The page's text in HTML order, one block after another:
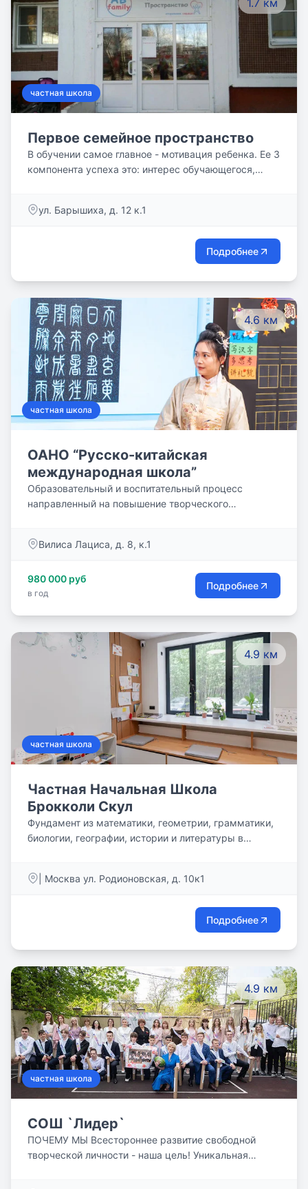
1.7 км
частная школа
Первое семейное пространство
В обучении самое главное - мотивация ребенка. Ее 3
компонента успеха это: интерес обучающегося,
ул. Барышиха, д. 12 к.1
Подробнее
4.6 км
частная школа
ОАНО “Русско-китайская
международная школа”
Образовательный и воспитательный процесс
направленный на повышение творческого
Воспитание самостоятельности, лидерских функций,
мышления и инвестиционной культуре;
Формирование логического мышления, способности
избранному профилю.
Вилиса Лациса, д. 8, к.1
980 000 руб
в год
Подробнее
4.9 км
частная школа
Частная Начальная Школа
Брокколи Скул
Фундамент из математики, геометрии, грамматики,
биологии, географии, истории и литературы в
обучаться в средней и старшей школе в любых
Обучаем контекстному чтению с пониманием
смысла, навыку составлять план-конспект и
письма и аккуратного почерка.
| Москва ул. Родионовская, д. 10к1
Подробнее
4.9 км
частная школа
СОШ `Лидер`
ПОЧЕМУ МЫ Всестороннее развитие свободной
творческой личности - наша цель! Уникальная